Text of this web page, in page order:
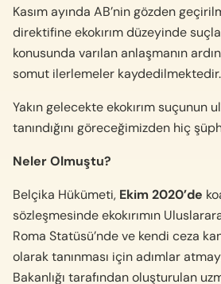
Kasım ayında AB’nin gözden
direktifine ekokırım düzeyinde
konusunda varılan anlaşmanın
somut ilerlemeler kaydedilmektedir.
Yakın gelecekte ekokırım suçunun
tanındığını göreceğimizden hiç
Neler Olmuştu?
Belçika Hükümeti, Ekim 2020’de
sözleşmesinde ekokırımın
Roma Statüsü’nde ve kendi ceza
olarak tanınması için adımlar
Bakanlığı tarafından oluşturulan